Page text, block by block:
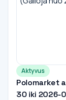
Aktyvus
Polomarket
30 iki 2026-